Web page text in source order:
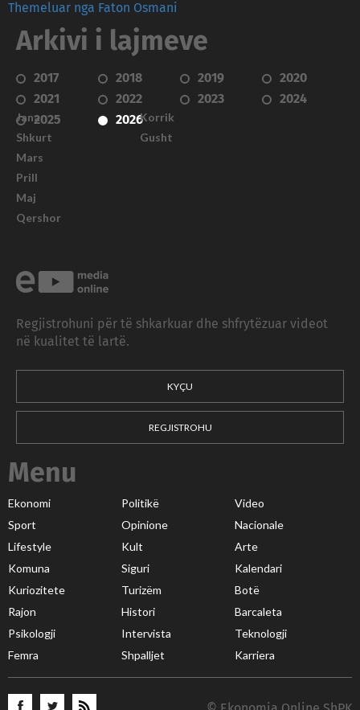
Themeluar nga Faton Osmani
Arkivi i lajmeve
2017 2018 2019
2020
2021
2022 2023
2024
2025
2026
Janar
Shkurt
Mars
Prill
Maj
Qershor
Korrik
Gusht
Regjistrohuni për të shkarkuar dhe shfrytëzuar videot
në kualitet të lartë.
KYÇU
REGJISTROHU
Menu
Ekonomi Politikë
Video
Sport
Opinione
Nacionale
Lifestyle
Kult
Arte
Komuna
Siguri
Kalendari
Kuriozitete
Turizëm
Botë
Rajon
Histori
Barcaleta
Psikologji
Intervista
Teknologji
Femra
Shpalljet Karriera